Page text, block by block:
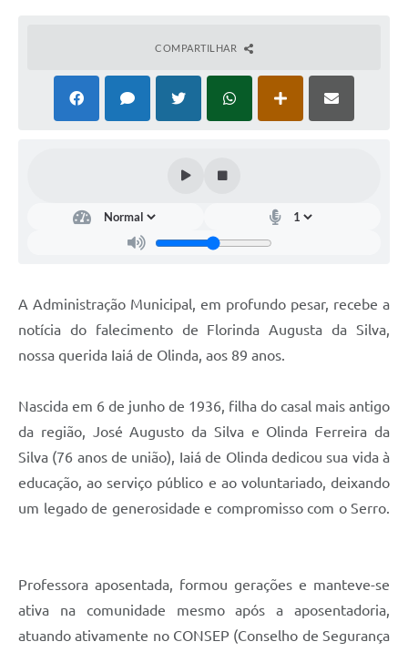
Emissão de Contracheque
Arquivos para Download
Jornal
Covid -19 em Serro
Galeria de Vídeos
COMPARTILHAR
A Administração Municipal, em profundo pesar, recebe a
notícia do falecimento de Florinda Augusta da Silva,
nossa querida Iaiá de Olinda, aos 89 anos.
Nascida em 6 de junho de 1936, filha do casal mais antigo
da região, José Augusto da Silva e Olinda Ferreira da
Silva (76 anos de união), Iaiá de Olinda dedicou sua vida à
educação, ao serviço público e ao voluntariado, deixando
um legado de generosidade e compromisso com o Serro.
Professora aposentada, formou gerações e manteve-se
ativa na comunidade mesmo após a aposentadoria,
atuando ativamente no CONSEP (Conselho de Segurança